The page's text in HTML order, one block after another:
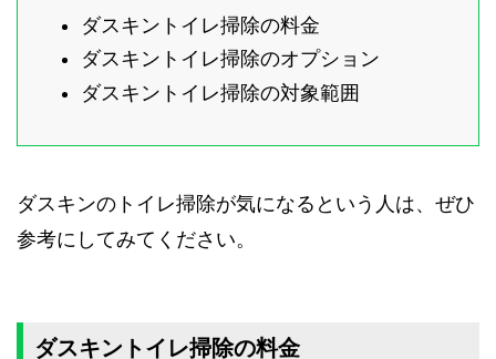
ダスキントイレ掃除の料金
ダスキントイレ掃除のオプション
ダスキントイレ掃除の対象範囲
ダスキンのトイレ掃除が気になるという人は、ぜひ
参考にしてみてください。
ダスキントイレ掃除の料金